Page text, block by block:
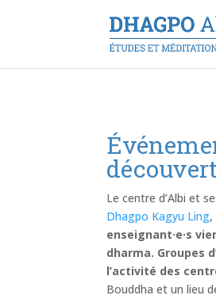
Le centre d’Albi et
Dhagpo Kagyu Ling,
enseignant·e·s
dharma. Groupes
l’activité des
Bouddha et un lieu